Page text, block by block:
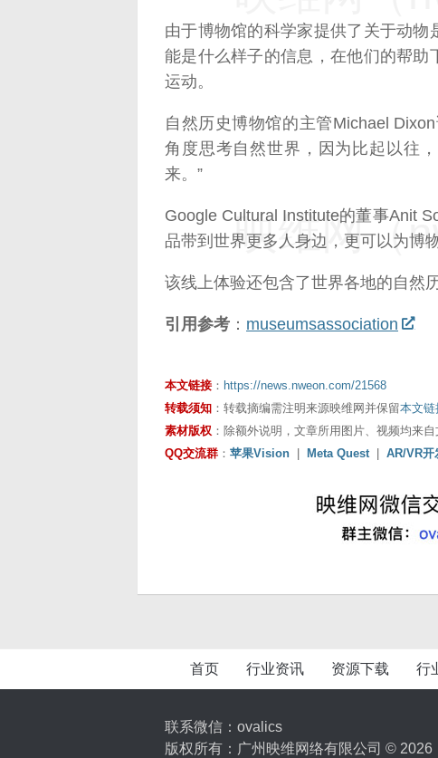
由于博物馆的科学家提供了关于动
能是什么样子的信息，在他们的帮
运动。
自然历史博物馆的主管Michael
角度思考自然世界，因为比起以往
来。”
Google Cultural Institute的董事Anit
品带到世界更多人身边，更可以为博
该线上体验还包含了世界各地的自然
引用参考 ： museumsassociation
映维网（
本文链接 ： https://news.nweon.com/21568
转载须知 ：转载摘编需注明来源映维网并保留本文链
素材版权 ：除额外说明，文章所用图片、视频均来
QQ交流群 ： 苹果Vision | Meta Quest | AR/VR开
首页 行业资讯 资源下载 行
联系微信：ovalics
版权所有：广州映维网络有限公司 © 2026